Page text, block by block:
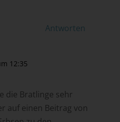
Antworten
12:35
die Bratlinge sehr
auf einen Beitrag von